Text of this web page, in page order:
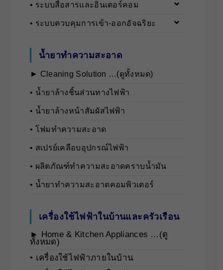
• ระบบสื่อสารและอินเตอร์คอม
• ระบบควบคุมการเข้า-ออกอัจฉริยะ
น้ำยาทำความสะอาด
► Cleaning Solution …(ดูทั้งหมด)
• นํ้ายาล้างชิ้นส่วนทางไฟฟ้า
• นํ้ายาล้างหน้าสัมผัสไฟฟ้า
• โฟมทำความสะอาด
• สเปรย์เคลือบอุปกรณ์ไฟฟ้า
• ผลิตภัณฑ์ทำความสะอาดคราบน้ำมัน
• น้ำยาทำความสะอาดคอมพิวเตอร์
เครื่องใช้ไฟฟ้าในบ้านและครัวเรือน
► Home & Kitchen Appliances …(ดู
ทั้งหมด)
• เครื่องใช้ไฟฟ้าภายในบ้าน